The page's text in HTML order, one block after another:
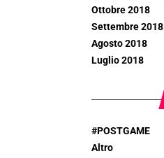
Ottobre 2018
Settembre 2018
Agosto 2018
Luglio 2018
#POSTGAME
Altro